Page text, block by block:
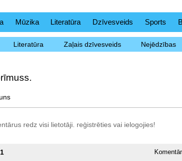
Mūzika Literatūra Dzīvesveids Sports
Literatūra Zaļais dzīvesveids Nejēdzības
redz visi lietotāji. reģistrētiesvai ielogojies!